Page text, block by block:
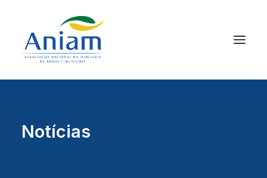
Notícias